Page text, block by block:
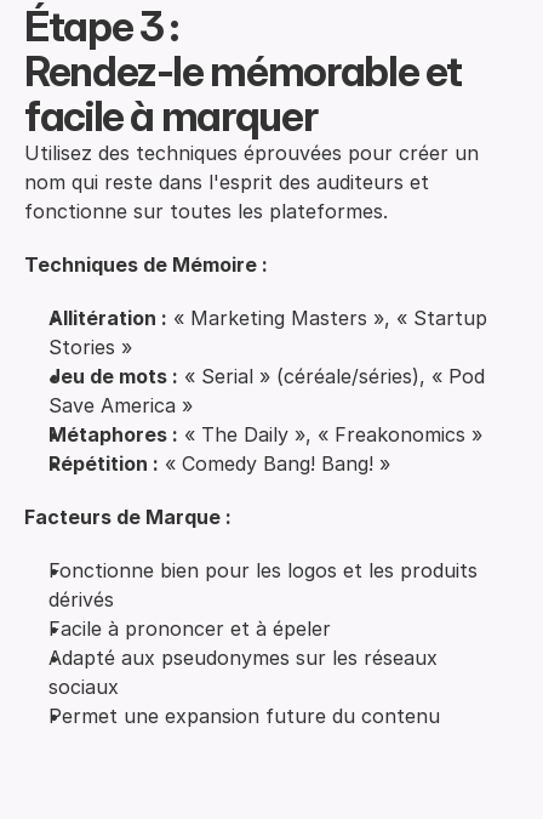
Étape 3 :
Rendez-le mémorable et
facile à marquer
Utilisez des techniques éprouvées pour créer un
nom qui reste dans l'esprit des auditeurs et
fonctionne sur toutes les plateformes.
Techniques de Mémoire :
Allitération : « Marketing Masters », « Startup
Stories »
Jeu de mots : « Serial » (céréale/séries), « Pod
Save America »
Métaphores : « The Daily », « Freakonomics »
Répétition : « Comedy Bang! Bang! »
Facteurs de Marque :
Fonctionne bien pour les logos et les produits
dérivés
Facile à prononcer et à épeler
Adapté aux pseudonymes sur les réseaux
sociaux
Permet une expansion future du contenu